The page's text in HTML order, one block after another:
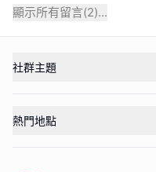
顯示所有留言(2)...
社群主題
熱門地點